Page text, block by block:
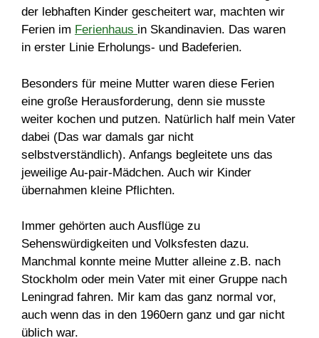
der lebhaften Kinder gescheitert war, machten wir
Ferien im Ferienhaus in Skandinavien. Das waren
in erster Linie Erholungs- und Badeferien.
Besonders für meine Mutter waren diese Ferien
eine große Herausforderung, denn sie musste
weiter kochen und putzen. Natürlich half mein Vater
dabei (Das war damals gar nicht
selbstverständlich). Anfangs begleitete uns das
jeweilige Au-pair-Mädchen. Auch wir Kinder
übernahmen kleine Pflichten.
Immer gehörten auch Ausflüge zu
Sehenswürdigkeiten und Volksfesten dazu.
Manchmal konnte meine Mutter alleine z.B. nach
Stockholm oder mein Vater mit einer Gruppe nach
Leningrad fahren. Mir kam das ganz normal vor,
auch wenn das in den 1960ern ganz und gar nicht
üblich war.